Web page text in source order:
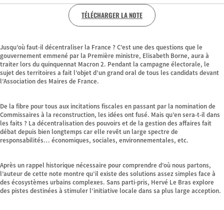
TÉLÉCHARGER LA NOTE
Jusqu’où faut-il décentraliser la France ? C’est une des questions que le
gouvernement emmené par la Première ministre, Elisabeth Borne, aura à
traiter lors du quinquennat Macron 2. Pendant la campagne électorale, le
sujet des territoires a fait l’objet d’un grand oral de tous les candidats devant
l’Association des Maires de France.
De la fibre pour tous aux incitations fiscales en passant par la nomination de
Commissaires à la reconstruction, les idées ont fusé. Mais qu’en sera-t-il dans
les faits ? La décentralisation des pouvoirs et de la gestion des affaires fait
débat depuis bien longtemps car elle revêt un large spectre de
responsabilités… économiques, sociales, environnementales, etc.
Après un rappel historique nécessaire pour comprendre d’où nous partons,
l’auteur de cette note montre qu’il existe des solutions assez simples face à
des écosystèmes urbains complexes. Sans parti-pris, Hervé Le Bras explore
des pistes destinées à stimuler l’initiative locale dans sa plus large acception.